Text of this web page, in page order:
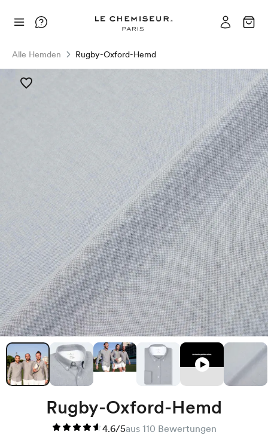
Alle Hemden Rugby-Oxford-Hemd
Rugby-Oxford-Hemd
4.6/5aus 110 Bewertungen